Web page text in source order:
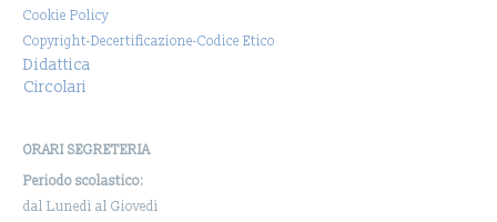
Cookie Policy
Copyright-Decertificazione-Codice Etico
Didattica
Circolari
ORARI SEGRETERIA
Periodo scolastico:
dal Lunedì al Giovedì